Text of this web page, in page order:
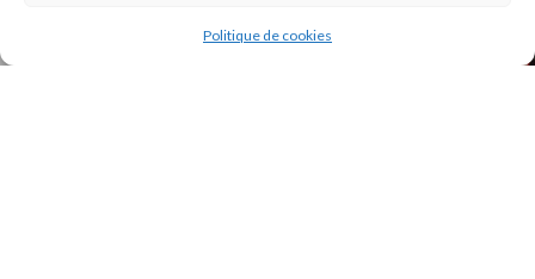
Politique de cookies